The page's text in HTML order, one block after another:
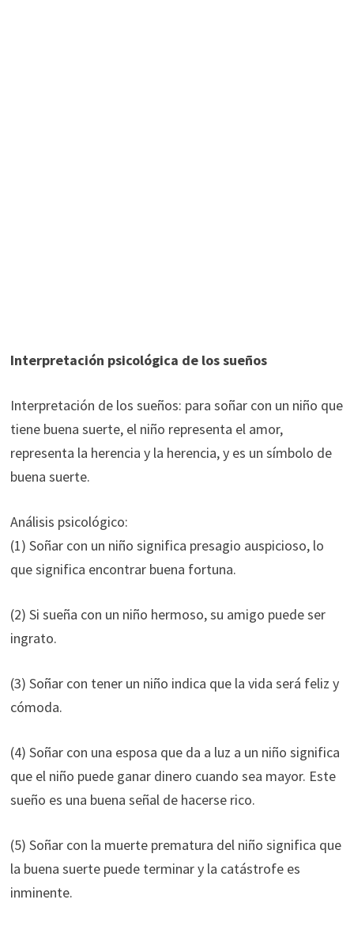
Interpretación psicológica de los sueños
Interpretación de los sueños: para soñar con un niño que
tiene buena suerte, el niño representa el amor,
representa la herencia y la herencia, y es un símbolo de
buena suerte.
Análisis psicológico:
(1) Soñar con un niño significa presagio auspicioso, lo
que significa encontrar buena fortuna.
(2) Si sueña con un niño hermoso, su amigo puede ser
ingrato.
(3) Soñar con tener un niño indica que la vida será feliz y
cómoda.
(4) Soñar con una esposa que da a luz a un niño significa
que el niño puede ganar dinero cuando sea mayor. Este
sueño es una buena señal de hacerse rico.
(5) Soñar con la muerte prematura del niño significa que
la buena suerte puede terminar y la catástrofe es
inminente.